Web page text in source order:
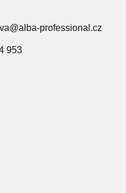
professional.cz
953